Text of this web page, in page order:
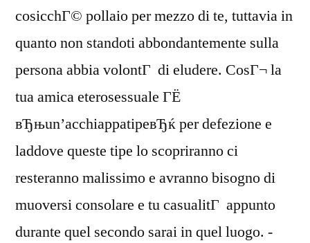
cosicchГ© pollaio per mezzo di te, tuttavia in
quanto non standoti abbondantemente sulla
persona abbia volontГ di eludere. CosГ¬ la
tua amica eterosessuale ГЁ
вЂњun’acchiappatipeвЂќ per defezione e
laddove queste tipe lo scopriranno ci
resteranno malissimo e avranno bisogno di
muoversi consolare e tu casualitГ appunto
durante quel secondo sarai in quel luogo. -